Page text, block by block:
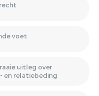
voet
uitleg over
en relatiebeding